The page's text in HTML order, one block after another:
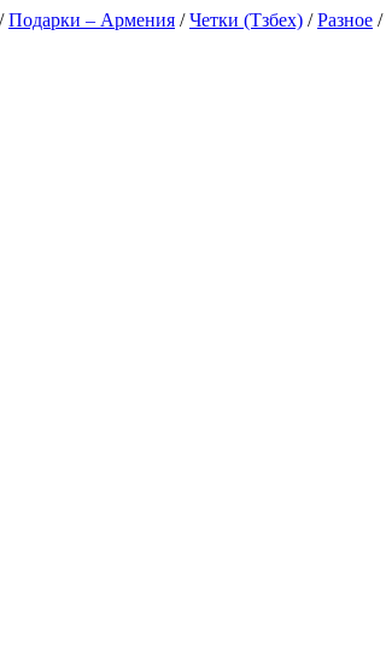
/Подарки – Армения /Четки (Тзбех) /Разное /